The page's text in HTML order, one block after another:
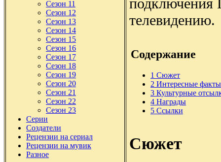
Сезон 11
Сезон 12
Сезон 13
Сезон 14
Сезон 15
Сезон 16
Сезон 17
Сезон 18
Сезон 19
Сезон 20
Сезон 21
Сезон 22
Сезон 23
Серии
Создатели
Рецензии на сериал
Рецензии на мувик
Разное
телевидению.
Содержание
1 Сюжет
2 Интересные факты
3 Культурные
4 Награды
5 Ссылки
Сюжет